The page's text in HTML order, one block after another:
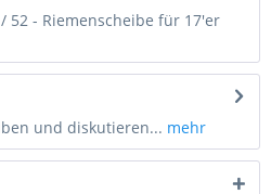
52 - Riemenscheibe für 17'er
und diskutieren... mehr